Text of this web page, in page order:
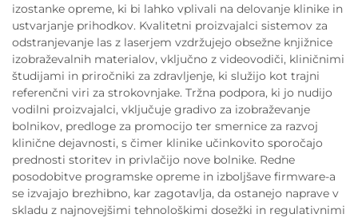
izostanke opreme, ki bi lahko vplivali na delovanje klinike in
ustvarjanje prihodkov. Kvalitetni proizvajalci sistemov za
odstranjevanje las z laserjem vzdržujejo obsežne knjižnice
izobraževalnih materialov, vključno z videovodiči, kliničnimi
študijami in priročniki za zdravljenje, ki služijo kot trajni
referenčni viri za strokovnjake. Tržna podpora, ki jo nudijo
vodilni proizvajalci, vključuje gradivo za izobraževanje
bolnikov, predloge za promocijo ter smernice za razvoj
klinične dejavnosti, s čimer klinike učinkovito sporočajo
prednosti storitev in privlačijo nove bolnike. Redne
posodobitve programske opreme in izboljšave firmware-a
se izvajajo brezhibno, kar zagotavlja, da ostanejo naprave v
skladu z najnovejšimi tehnološkimi dosežki in regulativnimi